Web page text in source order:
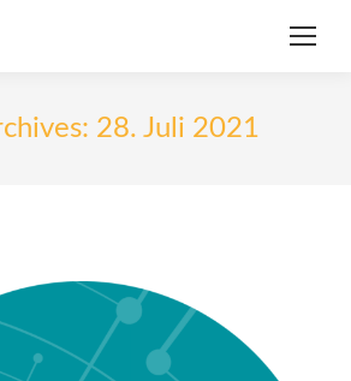
28. Juli 2021